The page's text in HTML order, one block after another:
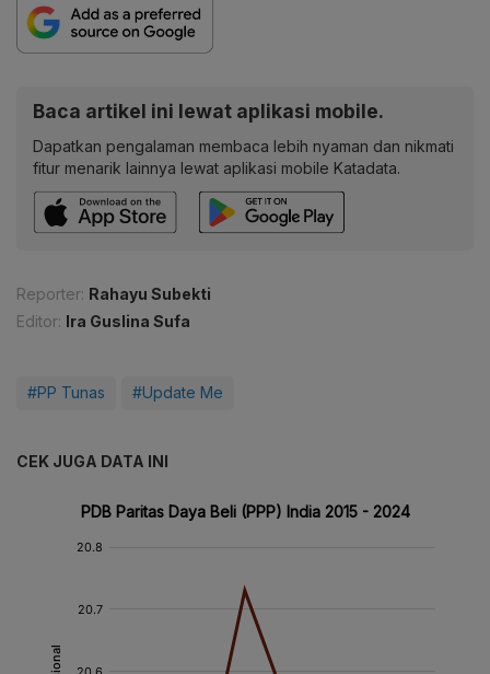
Baca artikel ini lewat aplikasi mobile.
Dapatkan pengalaman membaca lebih nyaman dan nikmati
fitur menarik lainnya lewat aplikasi mobile Katadata.
Reporter: Rahayu Subekti
Editor: Ira Guslina Sufa
#PP Tunas #Update Me
CEK JUGA DATA INI